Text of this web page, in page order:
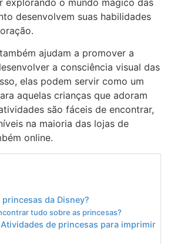
explorando o mundo mágico das
desenvolvem suas habilidades
ajudam a promover a
a consciência visual das
elas podem servir como um
aquelas crianças que adoram
são fáceis de encontrar,
na maioria das lojas de
online.
princesas da Disney?
tudo sobre as princesas?
de princesas para imprimir